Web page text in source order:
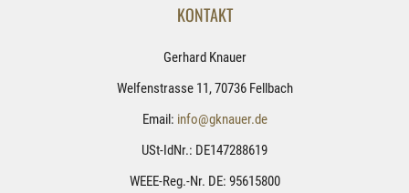
KONTAKT
Gerhard Knauer
Welfenstrasse 11, 70736 Fellbach
Email: info@gknauer.de
USt-IdNr.: DE147288619
WEEE-Reg.-Nr. DE: 95615800